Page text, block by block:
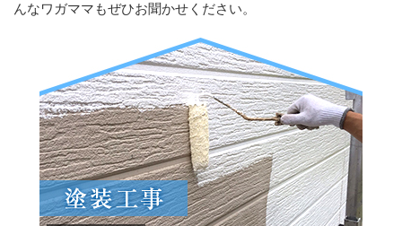
んなワガママもぜひお聞かせください。